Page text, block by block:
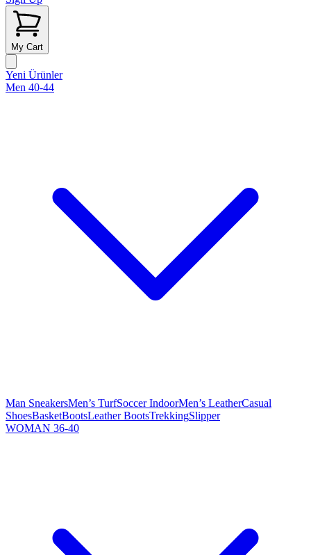
My Cart
Yeni Ürünler
Men 40-44
Man SneakersMen’s TurfSoccer IndoorMen’s LeatherCasual
ShoesBasketBootsLeather BootsTrekkingSlipper
WOMAN 36-40